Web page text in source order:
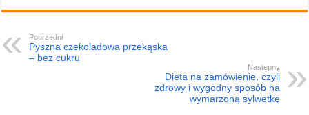
Poprzedni
Pyszna czekoladowa przekąska
– bez cukru
Następny
Dieta na zamówienie, czyli
zdrowy i wygodny sposób na
wymarzoną sylwetkę